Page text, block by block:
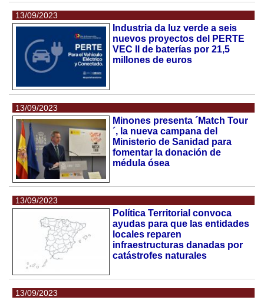
13/09/2023
Industria da luz verde a seis
nuevos proyectos del PERTE
VEC II de baterías por 21,5
millones de euros
13/09/2023
Minones presenta ´Match Tour
´, la nueva campana del
Ministerio de Sanidad para
fomentar la donación de
médula ósea
13/09/2023
Política Territorial convoca
ayudas para que las entidades
locales reparen
infraestructuras danadas por
catástrofes naturales
13/09/2023